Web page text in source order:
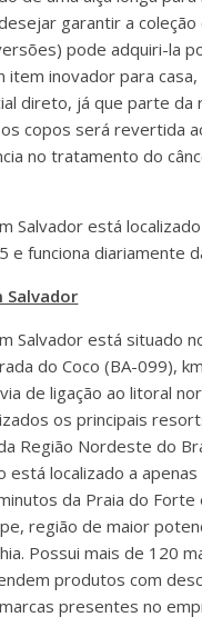
garantir a coleção
pode adquiri-la
item inovador para
direto, já que parte da
copos será revertida
no tratamento do
Salvador está
e funciona diariamente
Salvador
Salvador está situado
do Coco (BA-099),
de ligação ao litoral
os principais
Região Nordeste do
está localizado a
da Praia do Forte
região de maior
Possui mais de 120
produtos com
presentes no